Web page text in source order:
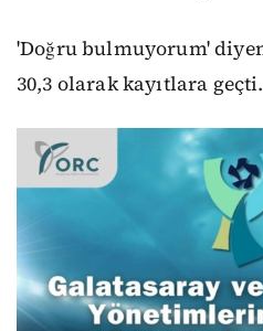
'Doğru bulmuyorum'
30,3 olarak kayıtlara